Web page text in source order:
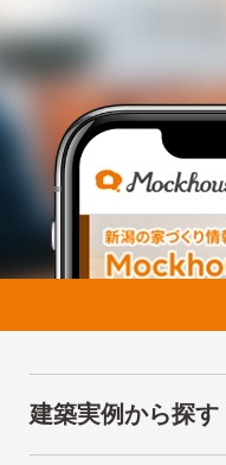
建築実例から探す